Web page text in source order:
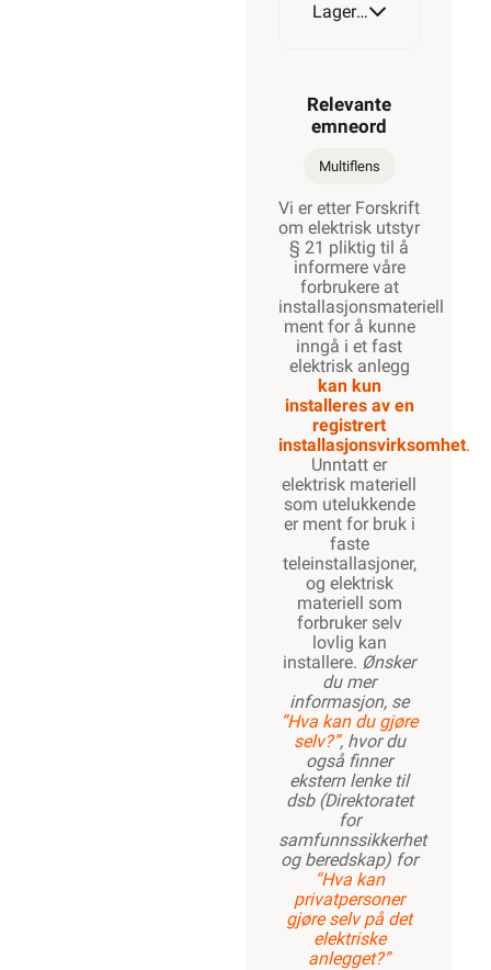
Lagerstatus
Relevante
emneord
Multiflens
Vi er etter Forskrift
om elektrisk utstyr
§ 21 pliktig til å
informere våre
forbrukere at
installasjonsmateriell
ment for å kunne
inngå i et fast
elektrisk anlegg
kan kun
installeres av en
registrert
installasjonsvirksomhet.
Unntatt er
elektrisk materiell
som utelukkende
er ment for bruk i
faste
teleinstallasjoner,
og elektrisk
materiell som
forbruker selv
lovlig kan
installere. Ønsker
du mer
informasjon, se
”Hva kan du gjøre
selv?”, hvor du
også finner
ekstern lenke til
dsb (Direktoratet
for
samfunnssikkerhet
og beredskap) for
“Hva kan
privatpersoner
gjøre selv på det
elektriske
anlegget?”